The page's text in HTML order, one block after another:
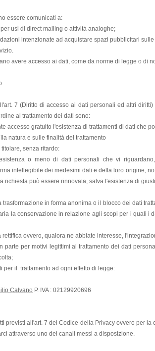
essere comunicati a:
usi di direct mailing o attività analoghe;
intenzionate ad acquistare spazi pubblicitari
avere accesso ai dati, come da norme di legge o di
7 (Diritto di accesso ai dati personali ed altri
al trattamento dei dati sono:
accesso gratuito l'esistenza di trattamenti di dati che
natura e sulle finalità del trattamento
senza ritardo:
o meno di dati personali che vi
intellegibile dei medesimi dati e della loro origine,
richiesta può essere rinnovata, salva l'esistenza di
trasformazione in forma anonima o il blocco dei dati
la conservazione in relazione agli scopi per i quali i
rettifica ovvero, qualora ne abbiate interesse,
parte per motivi legittimi al trattamento dei dati
per il trattamento ad ogni effetto di legge:
Calvano P. IVA : 02129920696
previsti all'art. 7 del Codice della Privacy ovvero per
attraverso uno dei canali messi a disposizione.